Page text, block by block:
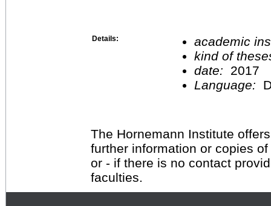
Details:
academic
kind of
date:
2017
Language:
The Hornemann Institute
further information or copies
or - if there is no contact
faculties.